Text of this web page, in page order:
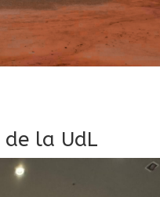
la UdL